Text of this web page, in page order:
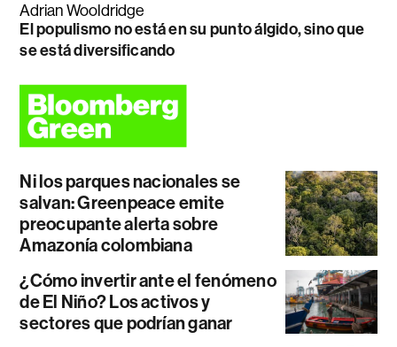
Adrian Wooldridge
El populismo no está en su punto álgido, sino que
se está diversificando
Ni los parques nacionales se
salvan: Greenpeace emite
preocupante alerta sobre
Amazonía colombiana
¿Cómo invertir ante el fenómeno
de El Niño? Los activos y
sectores que podrían ganar